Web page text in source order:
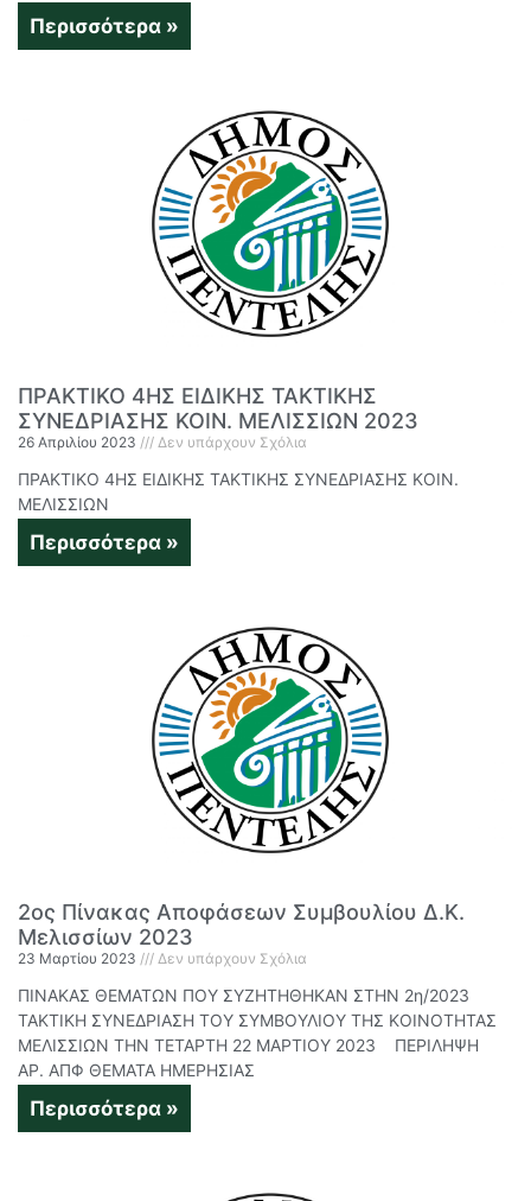
Περισσότερα »
ΠΡΑΚΤΙΚΟ 4ΗΣ ΕΙΔΙΚΗΣ ΤΑΚΤΙΚΗΣ
ΣΥΝΕΔΡΙΑΣΗΣ ΚΟΙΝ. ΜΕΛΙΣΣΙΩΝ 2023
26 Απριλίου 2023 Δεν υπάρχουν Σχόλια
ΠΡΑΚΤΙΚΟ 4ΗΣ ΕΙΔΙΚΗΣ ΤΑΚΤΙΚΗΣ ΣΥΝΕΔΡΙΑΣΗΣ ΚΟΙΝ.
ΜΕΛΙΣΣΙΩΝ
Περισσότερα »
2ος Πίνακας Αποφάσεων Συμβουλίου Δ.Κ.
Μελισσίων 2023
23 Μαρτίου 2023 Δεν υπάρχουν Σχόλια
ΠΙΝΑΚΑΣ ΘΕΜΑΤΩΝ ΠΟΥ ΣΥΖΗΤΗΘΗΚΑΝ ΣΤΗΝ 2η/2023
ΤΑΚΤΙΚΗ ΣΥΝΕΔΡΙΑΣΗ ΤΟΥ ΣΥΜΒΟΥΛΙΟΥ ΤΗΣ ΚΟΙΝΟΤΗΤΑΣ
ΜΕΛΙΣΣΙΩΝ ΤΗΝ ΤΕΤΑΡΤΗ 22 ΜΑΡΤΙΟΥ 2023 ΠΕΡΙΛΗΨΗ
ΑΡ. ΑΠΦ ΘΕΜΑΤΑ ΗΜΕΡΗΣΙΑΣ
Περισσότερα »